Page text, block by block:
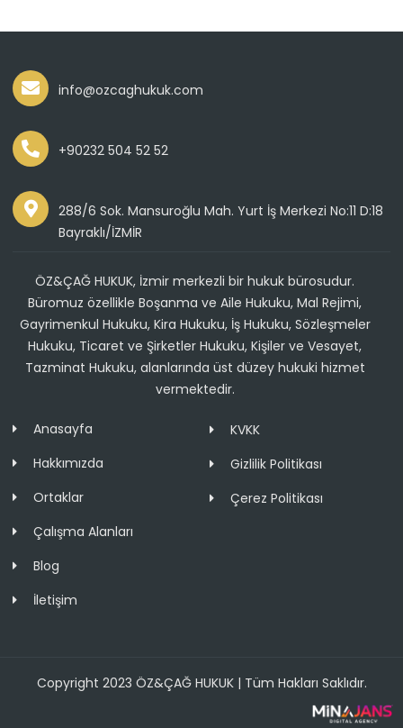
info@ozcaghukuk.com
+90232 504 52 52
288/6 Sok. Mansuroğlu Mah. Yurt İş Merkezi No:11 D:18
Bayraklı/İZMİR
ÖZ&ÇAĞ HUKUK, İzmir merkezli bir hukuk bürosudur.
Büromuz özellikle Boşanma ve Aile Hukuku, Mal Rejimi,
Gayrimenkul Hukuku, Kira Hukuku, İş Hukuku, Sözleşmeler
Hukuku, Ticaret ve Şirketler Hukuku, Kişiler ve Vesayet,
Tazminat Hukuku, alanlarında üst düzey hukuki hizmet
vermektedir.
Anasayfa
Hakkımızda
Ortaklar
Çalışma Alanları
Blog
İletişim
KVKK
Gizlilik Politikası
Çerez Politikası
Copyright 2023 ÖZ&ÇAĞ HUKUK | Tüm Hakları Saklıdır.